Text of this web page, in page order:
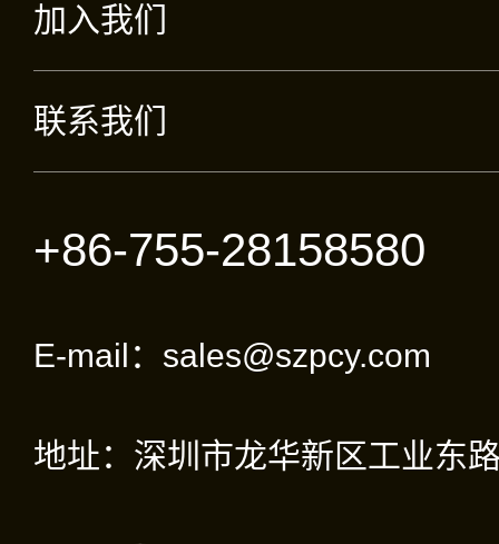
加入我们
联系我们
+86-755-28158580
E-mail：sales@szpcy.com
地址：深圳市龙华新区工业东